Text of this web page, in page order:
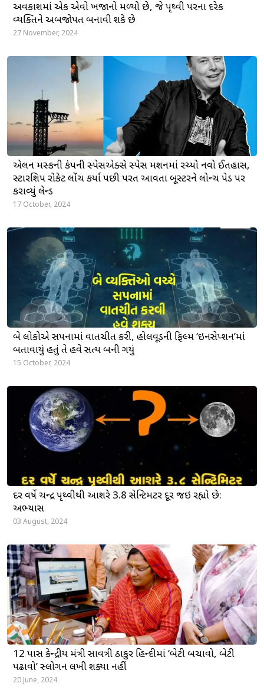
અવકાશમાં એક એવો ખજાનો મળ્યો છે, જે પૃથ્વી પરના દરેક
વ્યક્તિને અબજોપતિ બનાવી શકે છે
27 November, 2024
એલન મસ્કની કંપની સ્પેસએક્સે સ્પેસ મિશનમાં રચ્યો નવો ઈતિહાસ,
સ્ટારશિપ રોકેટ લોંચ કર્યા પછી પરત આવતા બૂસ્ટરને લોન્ચ પેડ પર
કરાવ્યું લેન્ડ
17 October, 2024
બે લોકોએ સપનામાં વાતચીત કરી, હોલિવૂડની ફિલ્મ ‘ઇનસેપ્શન’માં
બતાવાયું હતું તે હવે સત્ય બની ગયું
15 October, 2024
દર વર્ષે ચન્દ્ર પૃથ્વીથી આશરે 3.8 સેન્ટિમિટર દૂર જઇ રહ્યો છે:
અભ્યાસ
03 August, 2024
12 પાસ કેન્દ્રીય મંત્રી સાવિત્રી ઠાકુર હિન્દીમાં ‘બેટી બચાવો, બેટી
પઢાવો’ સ્લોગન લખી શક્યા નહીં
20 June, 2024